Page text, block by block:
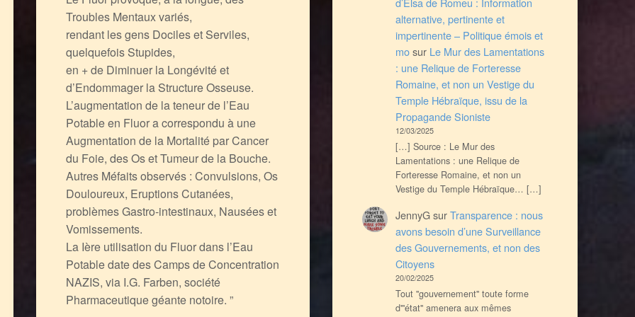
Troubles Mentaux variés,
rendant les gens Dociles et Serviles,
quelquefois Stupides,
en + de Diminuer la Longévité et
d’Endommager la Structure Osseuse.
L’augmentation de la teneur de l’Eau
Potable en Fluor a correspondu à une
Augmentation de la Mortalité par Cancer
du Foie, des Os et Tumeur de la Bouche.
Autres Méfaits observés : Convulsions, Os
Douloureux, Eruptions Cutanées,
problèmes Gastro-intestinaux, Nausées et
Vomissements.
La Ière utilisation du Fluor dans l’Eau
Potable date des Camps de Concentration
NAZIS, via I.G. Farben, société
Pharmaceutique géante notoire. ”
alternative, pertinente et
impertinente – Politique émois et
mosur Le Mur des Lamentations
: une Relique de Forteresse
Romaine, et non un Vestige du
Temple Hébraïque, issu de la
Propagande Sioniste
12/03/2025
[…] Source : Le Mur des
Lamentations : une Relique de
Forteresse Romaine, et non un
Vestige du Temple Hébraïque… […]
JennyGsurTransparence : nous
avons besoin d’une Surveillance
des Gouvernements, et non des
Citoyens
20/02/2025
Tout ''gouvernement'' toute forme
d'''état'' amenera aux mêmes